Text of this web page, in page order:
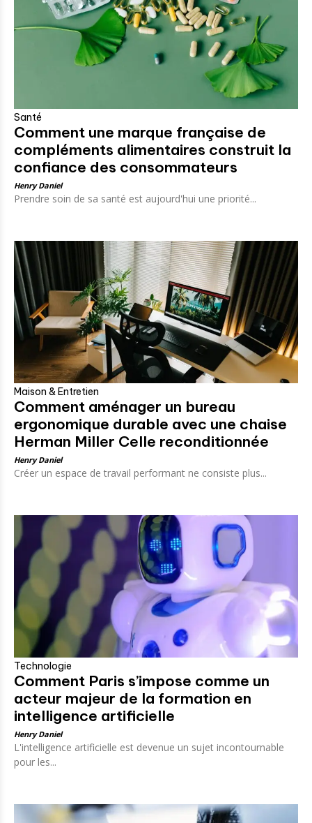
Santé
Comment une marque française de
compléments alimentaires construit la
confiance des consommateurs
Henry Daniel
Prendre soin de sa santé est aujourd'hui une priorité...
Maison & Entretien
Comment aménager un bureau
ergonomique durable avec une chaise
Herman Miller Celle reconditionnée
Henry Daniel
Créer un espace de travail performant ne consiste plus...
Technologie
Comment Paris s’impose comme un
acteur majeur de la formation en
intelligence artificielle
Henry Daniel
L'intelligence artificielle est devenue un sujet incontournable
pour les...